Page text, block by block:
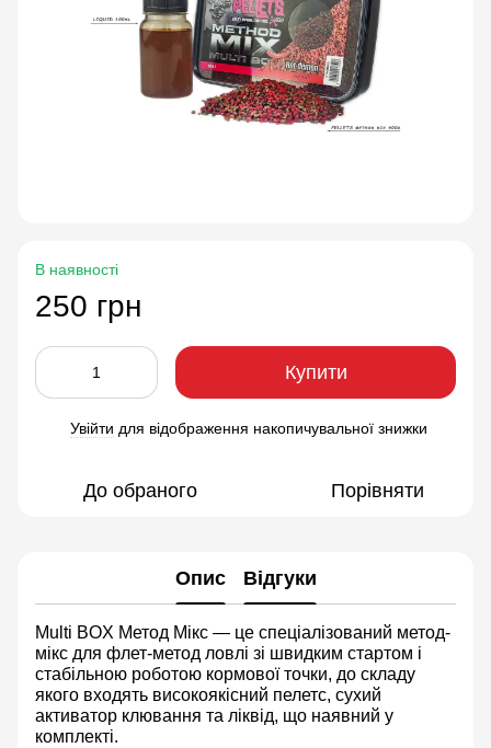
В наявності
250 грн
Купити
Увійти для відображення накопичувальної знижки
До обраного Порівняти
Опис Відгуки
Multi BOX Метод Мікс — це спеціалізований метод-
мікс для флет-метод ловлі зі швидким стартом і
стабільною роботою кормової точки, до складу
якого входять високоякісний пелетс, сухий
активатор клювання та ліквід, що наявний у
комплекті.